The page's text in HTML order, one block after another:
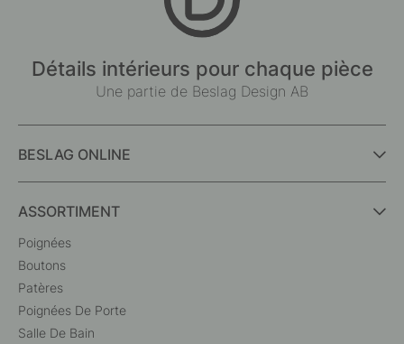
Détails intérieurs pour chaque pièce
Une partie de Beslag Design AB
BESLAG ONLINE
ASSORTIMENT
Poignées
Boutons
Patères
Poignées De Porte
Salle De Bain